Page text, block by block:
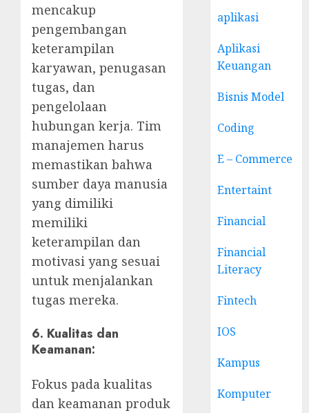
mencakup
pengembangan
keterampilan
karyawan, penugasan
tugas, dan
pengelolaan
hubungan kerja. Tim
manajemen harus
memastikan bahwa
sumber daya manusia
yang dimiliki
memiliki
keterampilan dan
motivasi yang sesuai
untuk menjalankan
tugas mereka.
6. Kualitas dan
Keamanan:
Fokus pada kualitas
dan keamanan produk
aplikasi
Aplikasi
Keuangan
Bisnis Model
Coding
E – Commerce
Entertaint
Financial
Financial
Literacy
Fintech
IOS
Kampus
Komputer